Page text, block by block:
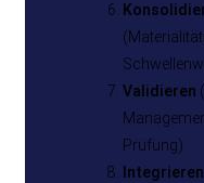
Validieren
Prüfung).